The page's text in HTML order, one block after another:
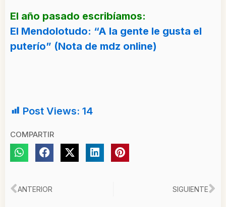
El año pasado escribíamos:
El Mendolotudo: “A la gente le gusta el
puterío” (Nota de mdz online)
Post Views: 14
COMPARTIR
Ant
ANTERIOR SIGUIENTE